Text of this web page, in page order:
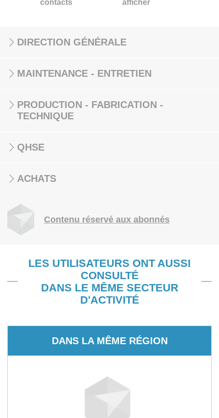
contacts afficher
DIRECTION GÉNÉRALE
MAINTENANCE - ENTRETIEN
PRODUCTION - FABRICATION -
TECHNIQUE
QHSE
ACHATS
Contenu réservé aux abonnés
LES UTILISATEURS ONT AUSSI
CONSULTÉ
DANS LE MÊME SECTEUR
D'ACTIVITÉ
DANS LA MÊME RÉGION